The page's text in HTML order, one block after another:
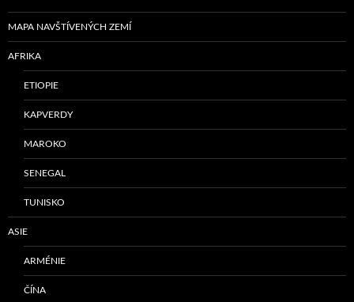
MAPA NAVŠTÍVENÝCH ZEMÍ
AFRIKA
ETIOPIE
KAPVERDY
MAROKO
SENEGAL
TUNISKO
ASIE
ARMÉNIE
ČÍNA